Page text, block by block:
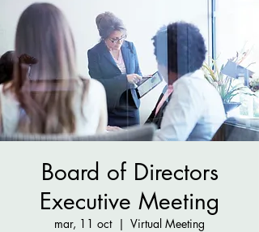
Board of Directors
Executive Meeting
mar, 11 oct
  |
Virtual Meeting